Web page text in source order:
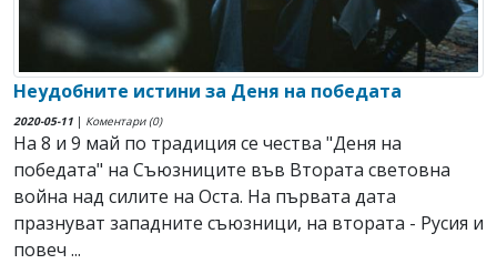
Неудобните истини за Деня на победата
2020-05-11 | Коментари (0)
На 8 и 9 май по традиция се чества "Деня на
победата" на Съюзниците във Втората световна
война над силите на Оста. На първата дата
празнуват западните съюзници, на втората - Русия и
повеч ...